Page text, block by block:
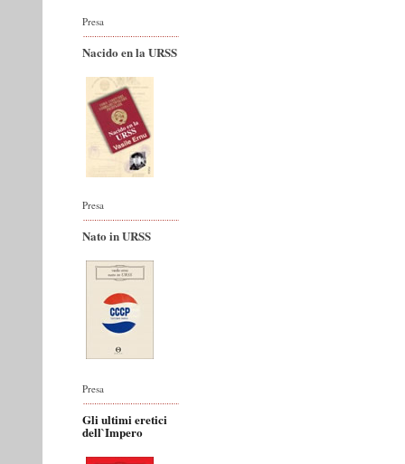
Presa
Nacido en la URSS
Presa
Nato in URSS
Presa
Gli ultimi eretici
dell`Impero